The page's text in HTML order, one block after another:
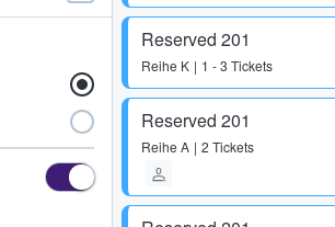
Reserved 201
Reihe K 1 - 3 Tickets
Reserved 201
Reihe A 2 Tickets